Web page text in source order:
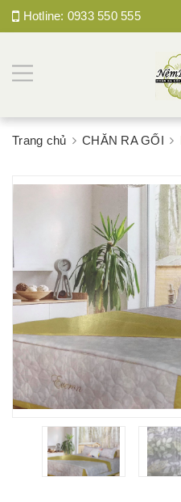
Hotline: 0933 550 555
Trang chủ CHĂN RA GỐI